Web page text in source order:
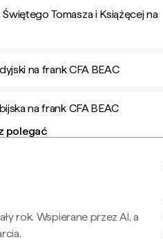
Tomasza i Książęcej na
na frank CFA BEAC
na frank CFA BEAC
polegać
rok. Wspierane przez AI, a